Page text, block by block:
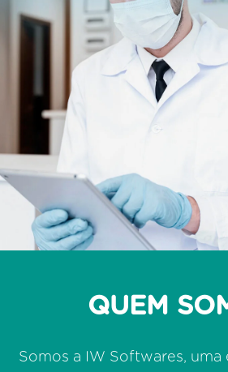
QUEM
Somos a IW Softwares, uma